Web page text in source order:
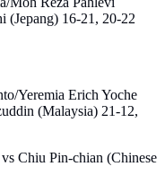
(Jepang) 16-21, 20-22
Yeremia Erich Yoche
(Malaysia) 21-12,
Chiu Pin-chian (Chinese